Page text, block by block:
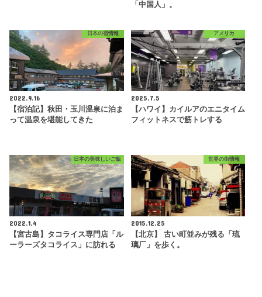
「中国人」。
日本の宿情報
2022.9.16
【宿泊記】秋田・玉川温泉に泊ま
って温泉を堪能してきた
アメリカ
2025.7.5
【ハワイ】カイルアのエニタイム
フィットネスで筋トレする
日本の美味しいご飯
2022.1.4
【宮古島】タコライス専門店「ル
ーラーズタコライス」に訪れる
世界の街情報
2015.12.25
【北京】 古い町並みが残る「琉
璃厂」を歩く。